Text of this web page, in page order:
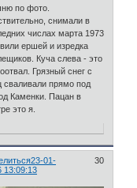
по фото.
снимали в
числах марта 1973
ершей и изредка
Куча слева - это
Грязный снег с
сваливали прямо под
Каменки. Пацан в
это я.
30
23-01-
13:09:13